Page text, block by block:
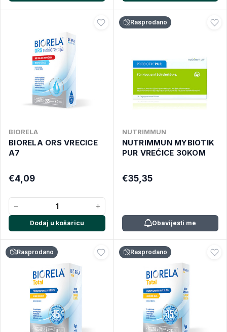
BIORELA
BIORELA ORS VRECICE
A7
€4,09
− +
Dodaj u košaricu
Rasprodano
NUTRIMMUN
NUTRIMMUN MYBIOTIK
PUR VREĆICE 30KOM
€35,35
Obavijesti me
Rasprodano Rasprodano